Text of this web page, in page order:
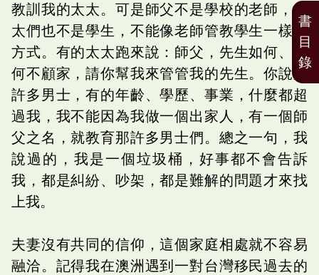
教訓我的太太。可是師父不是學校的老師，太
太們也不是學生，不能像老師管教學生一樣的
方式。有的太太跑來說：師父，先生如何、如
何不顧家，請你幫我來管管我的先生。你說那
許多男士，有的年齡、學歷、事業，什麼都超
過我，我不能因為我做一個出家人，有一個師
父之名，就教育那許多男士們。總之一句，我
說過的，我是一個垃圾桶，好事都不會告訴
我，都是糾紛、吵架，都是難解的問題才來找
上我。
夫妻沒有共同的信仰，這個家庭相處就不容易
融洽。記得我在澳洲遇到一對台灣移民過去的
書
目
錄